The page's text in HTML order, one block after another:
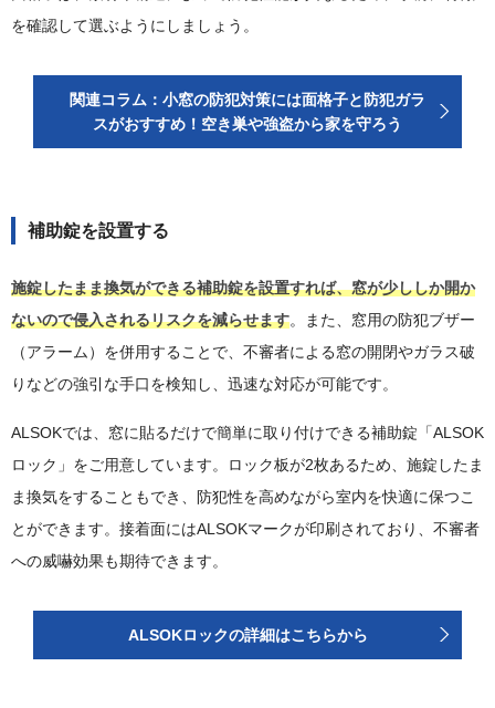
を確認して選ぶようにしましょう。
関連コラム：小窓の防犯対策には面格子と防犯ガラ
スがおすすめ！空き巣や強盗から家を守ろう
補助錠を設置する
施錠したまま換気ができる補助錠を設置すれば、窓が少ししか開か
ないので侵入されるリスクを減らせます。また、窓用の防犯ブザー
（アラーム）を併用することで、不審者による窓の開閉やガラス破
りなどの強引な手口を検知し、迅速な対応が可能です。
ALSOKでは、窓に貼るだけで簡単に取り付けできる補助錠「ALSOK
ロック」をご用意しています。ロック板が2枚あるため、施錠したま
ま換気をすることもでき、防犯性を高めながら室内を快適に保つこ
とができます。接着面にはALSOKマークが印刷されており、不審者
への威嚇効果も期待できます。
ALSOKロックの詳細はこちらから